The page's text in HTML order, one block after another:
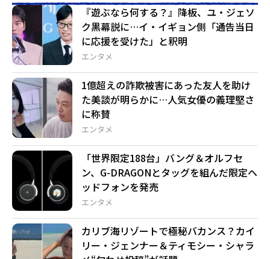
エンタメ
『遊ぶなら何する？』降板、ユ・ジェソ
ク黒幕説に…イ・イギョン側「通告当日
に応援を受けた」と釈明
エンタメ
1億超えの詐欺被害にあった友人を助け
た美談が明らかに…人気女優の義理堅さ
に称賛
エンタメ
「世界限定188台」バング＆オルフセ
ン、G-DRAGONとタッグを組んだ限定ヘ
ッドフォンを発売
カリブ海リゾートで極秘バカンス？カイ
リー・ジェンナー＆ティモシー・シャラ